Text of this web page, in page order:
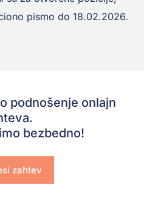
pismo do 18.02.2026.
podnošenje onlajn
bezbedno!
zahtev